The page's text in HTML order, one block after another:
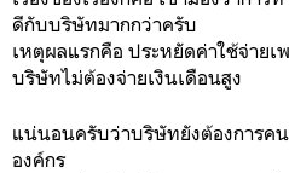
ดีกับบริษัทมากกว่าครับ
เหตุผลแรกคือ ประหยัดค่าใช้จ่ายเ
บริษัทไม่ต้องจ่ายเงินเดือนสูง
แน่นอนครับว่าบริษัทยังต้องการค
องค์กร